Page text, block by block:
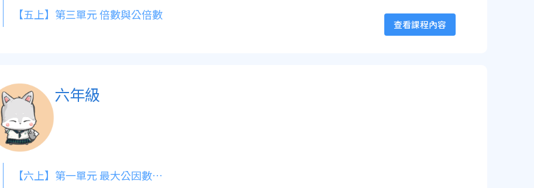
【五上】第三單元 倍數與公倍數
查看課程內容
六年級
【六上】第一單元 最大公因數與最小公倍數